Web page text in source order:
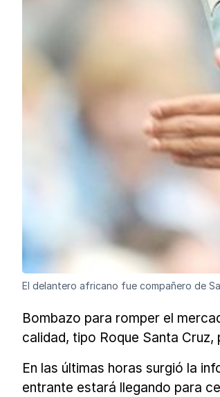
El delantero africano fue compañero de
Bombazo para romper el
calidad, tipo Roque Santa
En las últimas horas surgió la
entrante estará llegando para